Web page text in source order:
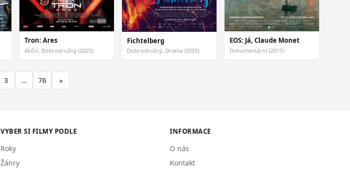
Tron: Ares
Akční, Dobrodružný (2025)
Fichtelberg
Dobrodružný, Drama (2025)
EOS: Já, Claude Monet
Dokumentární (2017)
3 … 76 »
VYBER SI FILMY PODLE
Roky
Žánry
INFORMACE
O nás
Kontakt